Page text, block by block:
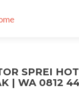
SPREI
| WA 0812